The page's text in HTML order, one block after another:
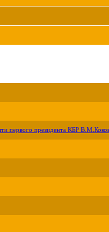
первого президента КБР